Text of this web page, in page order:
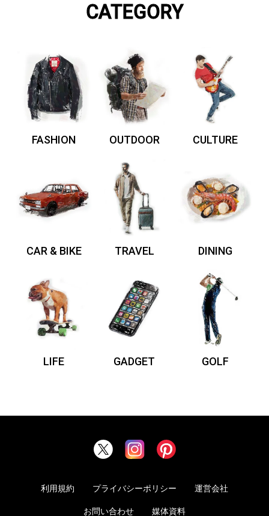
CATEGORY
FASHION OUTDOOR CULTURE
CAR & BIKE TRAVEL DINING
LIFE GADGET GOLF
利用規約 プライバシーポリシー 運営会社
お問い合わせ 媒体資料